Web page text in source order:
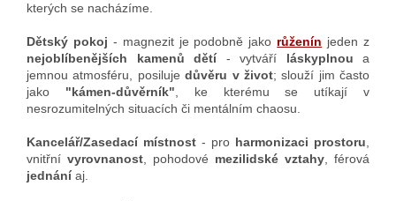
kterých se nacházíme.
Dětský pokoj - magnezit je podobně jako růženín jeden z
nejoblíbenějších kamenů dětí- vytváří láskyplnou a
jemnou atmosféru, posilujedůvěru v život; slouží jim často
jako "kámen-důvěrník", ke kterému se utíkají v
nesrozumitelných situacích či mentálním chaosu.
Kancelář/Zasedací místnost - pro harmonizaci prostoru,
vnitřní vyrovnanost, pohodové mezilidské vztahy, férová
jednáníaj.